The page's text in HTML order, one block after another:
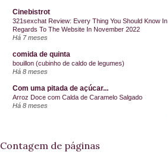
Cinebistrot
321sexchat Review: Every Thing You Should Know In
Regards To The Website In November 2022
Há 7 meses
comida de quinta
bouillon (cubinho de caldo de legumes)
Há 8 meses
Com uma pitada de açúcar...
Arroz Doce com Calda de Caramelo Salgado
Há 8 meses
Contagem de páginas